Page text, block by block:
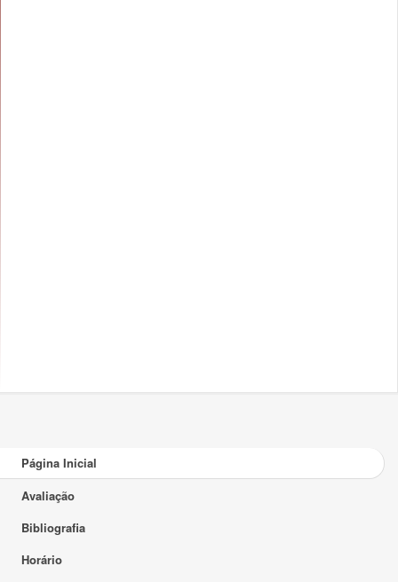
Página Inicial
Avaliação
Bibliografia
Horário